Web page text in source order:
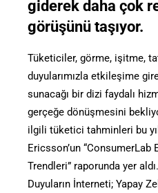
giderek daha çok
görüşünü taşıyor.
Tüketiciler, görme, işitme,
duyularımızla etkileşime
sunacağı bir dizi faydalı
gerçeğe dönüşmesini
ilgili tüketici tahminleri bu
Ericsson’un “ConsumerLab
Trendleri” raporunda yer aldı.
Duyuların İnterneti; Yapay